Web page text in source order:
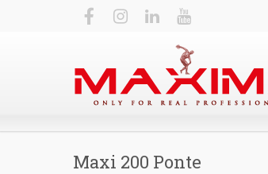
Maxi 200 Ponte